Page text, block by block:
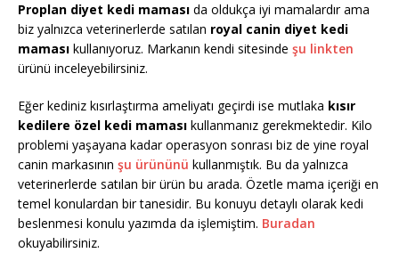
Proplan diyet kedi maması da oldukça iyi mamalardır ama
biz yalnızca veterinerlerde satılan royal canin diyet kedi
maması kullanıyoruz. Markanın kendi sitesinde şu linkten
ürünü inceleyebilirsiniz.
Eğer kediniz kısırlaştırma ameliyatı geçirdi ise mutlaka kısır
kedilere özel kedi maması kullanmanız gerekmektedir. Kilo
problemi yaşayana kadar operasyon sonrası biz de yine royal
canin markasının şu ürününü kullanmıştık. Bu da yalnızca
veterinerlerde satılan bir ürün bu arada. Özetle mama içeriği en
temel konulardan bir tanesidir. Bu konuyu detaylı olarak kedi
beslenmesi konulu yazımda da işlemiştim. Buradan
okuyabilirsiniz.